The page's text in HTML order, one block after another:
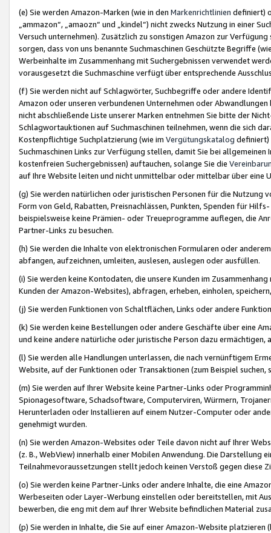
(e) Sie werden Amazon-Marken (wie in den Markenrichtlinien definiert)
„ammazon“, „amaozn“ und „kindel“) nicht zwecks Nutzung in einer
Versuch unternehmen). Zusätzlich zu sonstigen Amazon zur
sorgen, dass von uns benannte Suchmaschinen Geschützte Begriffe
Werbeinhalte im Zusammenhang mit Suchergebnissen verwendet
vorausgesetzt die Suchmaschine verfügt über entsprechende
(f) Sie werden nicht auf Schlagwörter, Suchbegriffe oder andere
Amazon oder unseren verbundenen Unternehmen oder
nicht abschließende Liste unserer Marken entnehmen Sie bitte der
Schlagwortauktionen auf Suchmaschinen teilnehmen, wenn die sich
Kostenpflichtige Suchplatzierung (wie im Vergütungskatalog definiert)
Suchmaschinen Links zur Verfügung stellen, damit Sie bei
kostenfreien Suchergebnissen) auftauchen, solange Sie die
auf Ihre Website leiten und nicht unmittelbar oder mittelbar über eine
(g) Sie werden natürlichen oder juristischen Personen für die Nutzung
Form von Geld, Rabatten, Preisnachlässen, Punkten, Spenden für
beispielsweise keine Prämien- oder Treueprogramme auflegen, die
Partner-Links zu besuchen.
(h) Sie werden die Inhalte von elektronischen Formularen oder
abfangen, aufzeichnen, umleiten, auslesen, auslegen oder ausfüllen.
(i) Sie werden keine Kontodaten, die unsere Kunden im
Kunden der Amazon-Websites), abfragen, erheben, einholen,
(j) Sie werden Funktionen von Schaltflächen, Links oder andere
(k) Sie werden keine Bestellungen oder andere Geschäfte über eine
und keine andere natürliche oder juristische Person dazu
(l) Sie werden alle Handlungen unterlassen, die nach vernünftigem
Website, auf der Funktionen oder Transaktionen (zum Beispiel
(m) Sie werden auf Ihrer Website keine Partner-Links oder
Spionagesoftware, Schadsoftware, Computerviren, Würmern,
Herunterladen oder Installieren auf einem Nutzer-Computer oder
genehmigt wurden.
(n) Sie werden Amazon-Websites oder Teile davon nicht auf Ihrer
(z. B., WebView) innerhalb einer Mobilen Anwendung. Die Darstellung
Teilnahmevoraussetzungen stellt jedoch keinen Verstoß gegen diese
(o) Sie werden keine Partner-Links oder andere Inhalte, die eine
Werbeseiten oder Layer-Werbung einstellen oder bereitstellen, mit
bewerben, die eng mit dem auf Ihrer Website befindlichen Material
(p) Sie werden in Inhalte, die Sie auf einer Amazon-Website